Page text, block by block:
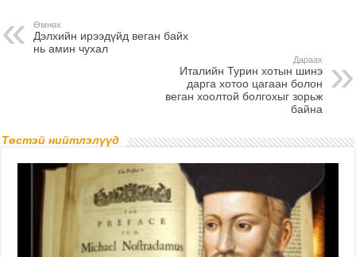
Өмнөх
Дэлхийн ирээдүйд веган байх
нь амин чухал
Дараах
Италийн Турин хотын шинэ
дарга хотоо цагаан болон
веган хоолтой болгохыг зорьж
байна
Төстэй нийтлэлүүд